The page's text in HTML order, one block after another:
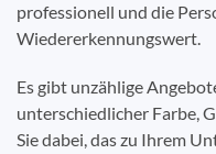
professionell und die
Wiedererkennungswert.
Es gibt unzählige
unterschiedlicher Farbe,
Sie dabei, das zu Ihrem